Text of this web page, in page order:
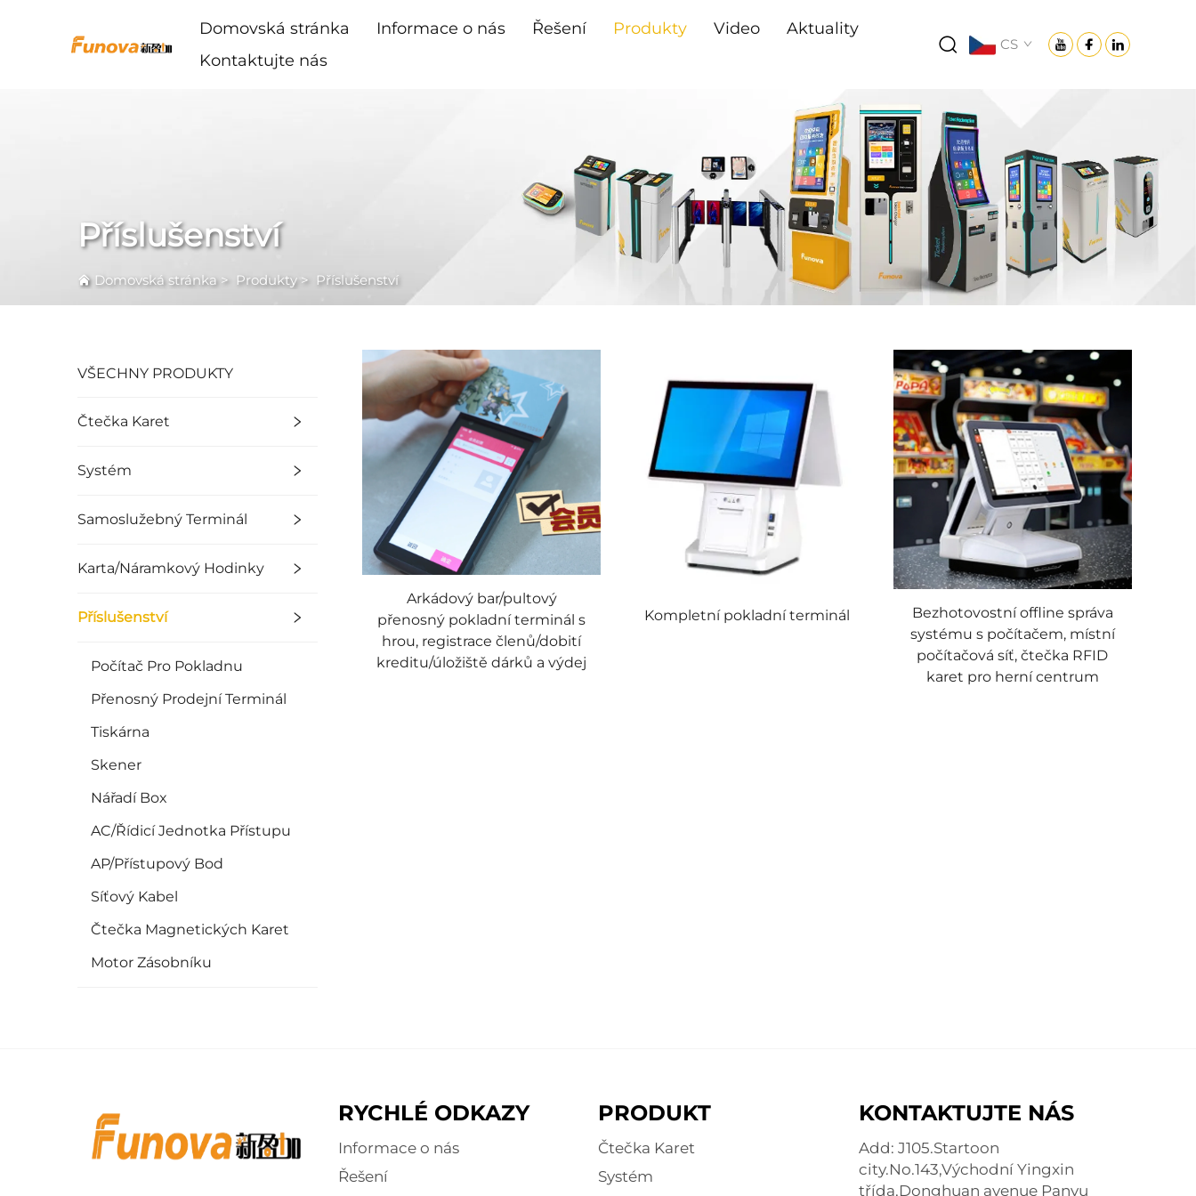
Domovská stránka Informace o nás Řešení Produkty Video
Aktuality
Kontaktujte nás
CS
Příslušenství
Domovská stránka> Produkty> Příslušenství
VŠECHNY PRODUKTY
Čtečka Karet
Systém
Samoslužebný Terminál
Karta/Náramkový Hodinky
Příslušenství
Počítač Pro Pokladnu
Přenosný Prodejní Terminál
Tiskárna
Skener
Nářadí Box
AC/Řídicí Jednotka Přístupu
AP/Přístupový Bod
Síťový Kabel
Čtečka Magnetických Karet
Motor Zásobníku
Arkádový bar/pultový
přenosný pokladní terminál s
hrou, registrace členů/dobití
kreditu/úložiště dárků a výdej
Kompletní pokladní terminál
Bezhotovostní offline správa
systému s počítačem, místní
počítačová síť, čtečka RFID
karet pro herní centrum
RYCHLÉ ODKAZY
Informace o nás
Řešení
PRODUKT
Čtečka Karet
Systém
KONTAKTUJTE NÁS
Add: J105.Startoon
city.No.143,Východní Yingxin
třída,Donghuan avenue Panyu